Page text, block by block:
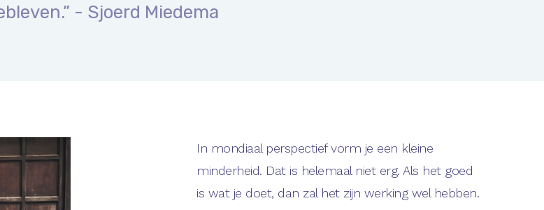
- Sjoerd Miedema
In mondiaal perspectief vorm je een kleine
minderheid. Dat is helemaal niet erg. Als het goed
is wat je doet, dan zal het zijn werking wel hebben.